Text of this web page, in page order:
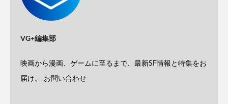
VG+編集部
映画から漫画、ゲームに至るまで、最新SF情報と特集をお
届け。 お問い合わせ